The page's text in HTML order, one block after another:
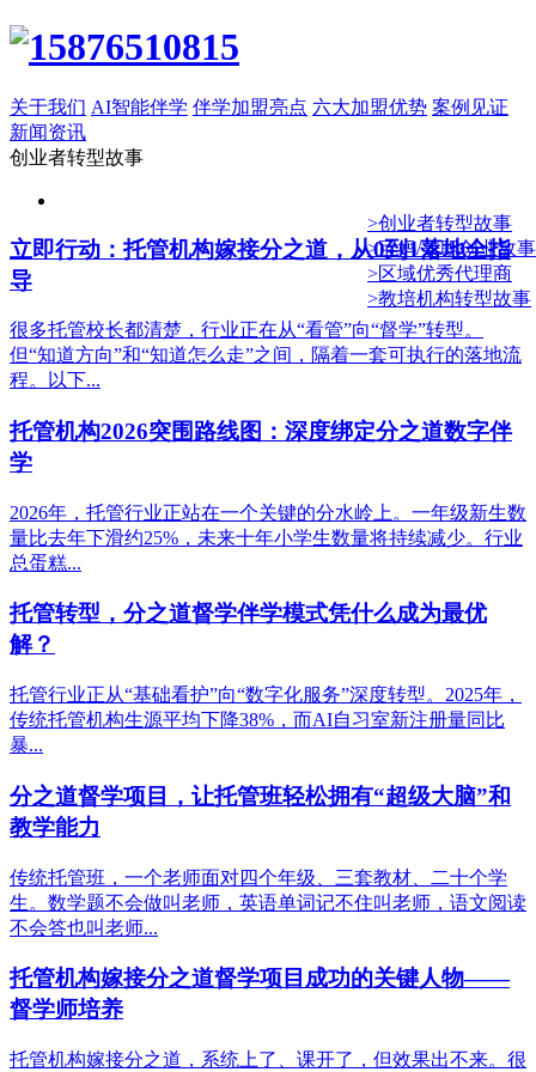
关于我们 AI智能伴学 伴学加盟亮点 六大加盟优势 案例见证
新闻资讯
创业者转型故事
>创业者转型故事
>宝妈/兼职创业故事
>区域优秀代理商
>教培机构转型故事
立即行动：托管机构嫁接分之道，从0到1落地全指
导
很多托管校长都清楚，行业正在从“看管”向“督学”转型。
但“知道方向”和“知道怎么走”之间，隔着一套可执行的落地流
程。以下...
托管机构2026突围路线图：深度绑定分之道数字伴
学
2026年，托管行业正站在一个关键的分水岭上。一年级新生数
量比去年下滑约25%，未来十年小学生数量将持续减少。行业
总蛋糕...
托管转型，分之道督学伴学模式凭什么成为最优
解？
托管行业正从“基础看护”向“数字化服务”深度转型。2025年，
传统托管机构生源平均下降38%，而AI自习室新注册量同比
暴...
分之道督学项目，让托管班轻松拥有“超级大脑”和
教学能力
传统托管班，一个老师面对四个年级、三套教材、二十个学
生。数学题不会做叫老师，英语单词记不住叫老师，语文阅读
不会答也叫老师...
托管机构嫁接分之道督学项目成功的关键人物——
督学师培养
托管机构嫁接分之道，系统上了、课开了，但效果出不来。很